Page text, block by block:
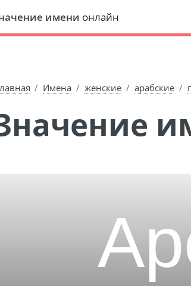
имени онлайн
Имена женские арабские
Значение